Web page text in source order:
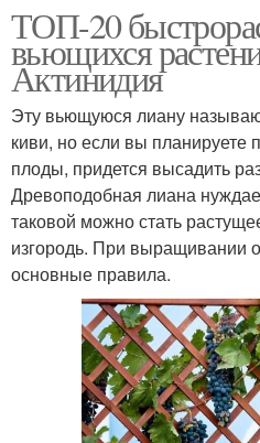
ТОП-20
вьющихся
Актинидия
Эту вьющуюся лиану
киви, но если вы планируете
плоды, придется высадить
Древоподобная лиана
таковой можно стать
изгородь. При выращивании
основные правила.